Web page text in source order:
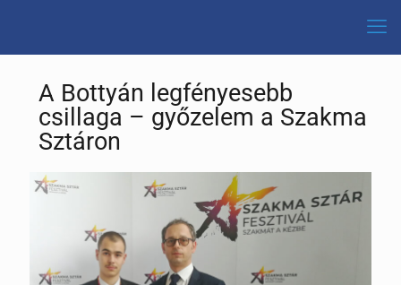
A Bottyán legfényesebb
csillaga – győzelem a Szakma
Sztáron